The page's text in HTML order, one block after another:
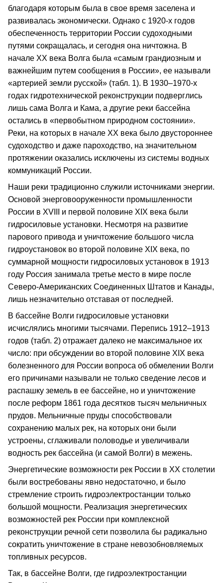
благодаря которым была в свое время заселена и
развивалась экономически. Однако с 1920-х годов
обеспеченность территории России судоходными
путями сокращалась, и сегодня она ничтожна. В
начале ХХ века Волга была «самым грандиозным и
важнейшим путем сообщения в России», ее называли
«артерией земли русской» (табл. 1). В 1930–1970-х
годах гидротехнической реконструкции подверглись
лишь сама Волга и Кама, а другие реки бассейна
остались в «первобытном природном состоянии».
Реки, на которых в начале ХХ века было двустороннее
судоходство и даже пароходство, на значительном
протяжении оказались исключены из системы водных
коммуникаций России.
Наши реки традиционно служили источниками энергии.
Основой энерговооруженности промышленности
России в ХVIII и первой половине ХIХ века были
гидросиловые установки. Несмотря на развитие
парового привода и уничтожение большого числа
гидроустановок во второй половине ХIХ века, по
суммарной мощности гидросиловых установок в 1913
году Россия занимала третье место в мире после
Северо-Американских Соединенных Штатов и Канады,
лишь незначительно отставая от последней.
В бассейне Волги гидросиловые установки
исчислялись многими тысячами. Перепись 1912–1913
годов (табл. 2) отражает далеко не максимальное их
число: при обсуждении во второй половине ХIХ века
болезненного для России вопроса об обмелении Волги
его причинами называли не только сведение лесов и
распашку земель в ее бассейне, но и уничтожение
после реформ 1861 года десятков тысяч мельничных
прудов. Мельничные пруды способствовали
сохранению малых рек, на которых они были
устроены, сглаживали половодье и увеличивали
водность рек бассейна (и самой Волги) в межень.
Энергетические возможности рек России в ХХ столетии
были востребованы явно недостаточно, и было
стремление строить гидроэлектростанции только
большой мощности. Реализация энергетических
возможностей рек России при комплексной
реконструкции речной сети позволила бы радикально
сократить уничтожение в стране невозобновляемых
топливных ресурсов.
Так, в бассейне Волги, где гидроэлектростанции